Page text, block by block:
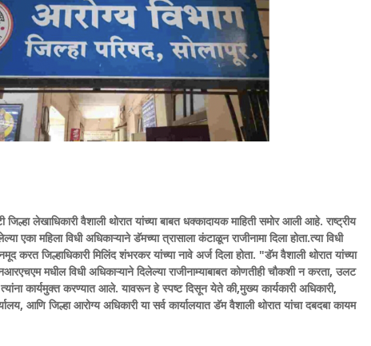
लेखाधिकारी वैशाली थोरात यांच्या बाबत धक्कादायक माहिती समोरआली आहे. राष्ट्रीय
एका महिला विधी अधिकाऱ्याने डॅमच्या त्रासाला कंटाळून राजीनामा दिला होता.त्या विधी
करत जिल्हाधिकारी मिलिंद शंभरकर यांच्या नावे अर्ज दिला होता. "डॅम वैशाली थोरात यांच्या
मधील विधी अधिकाऱ्याने दिलेल्या राजीनाम्याबाबत कोणतीही चौकशी न करता, उलट
कार्यमुक्त करण्यात आले. यावरून हे स्पष्ट दिसून येते की,मुख्य कार्यकारी अधिकारी,
आणि जिल्हा आरोग्य अधिकारी या सर्व कार्यालयात डॅम वैशाली थोरात यांचा दबदबा कायम